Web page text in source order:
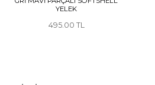
YELEK
495.00